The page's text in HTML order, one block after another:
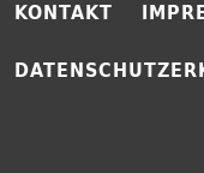
KONTAKT